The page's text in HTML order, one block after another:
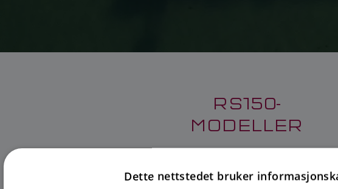
RS150-
MODELLER
Dette nettstedet bruker